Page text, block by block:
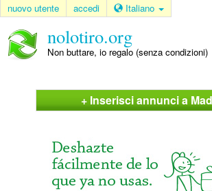
nuovo utente accedi Italiano
nolotiro.org
Non buttare, io regalo (senza condizioni)
+ Inserisci annunci a